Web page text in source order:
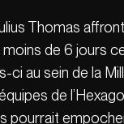
Thomas
de 6 jours
ci au sein de la
de
pourrait